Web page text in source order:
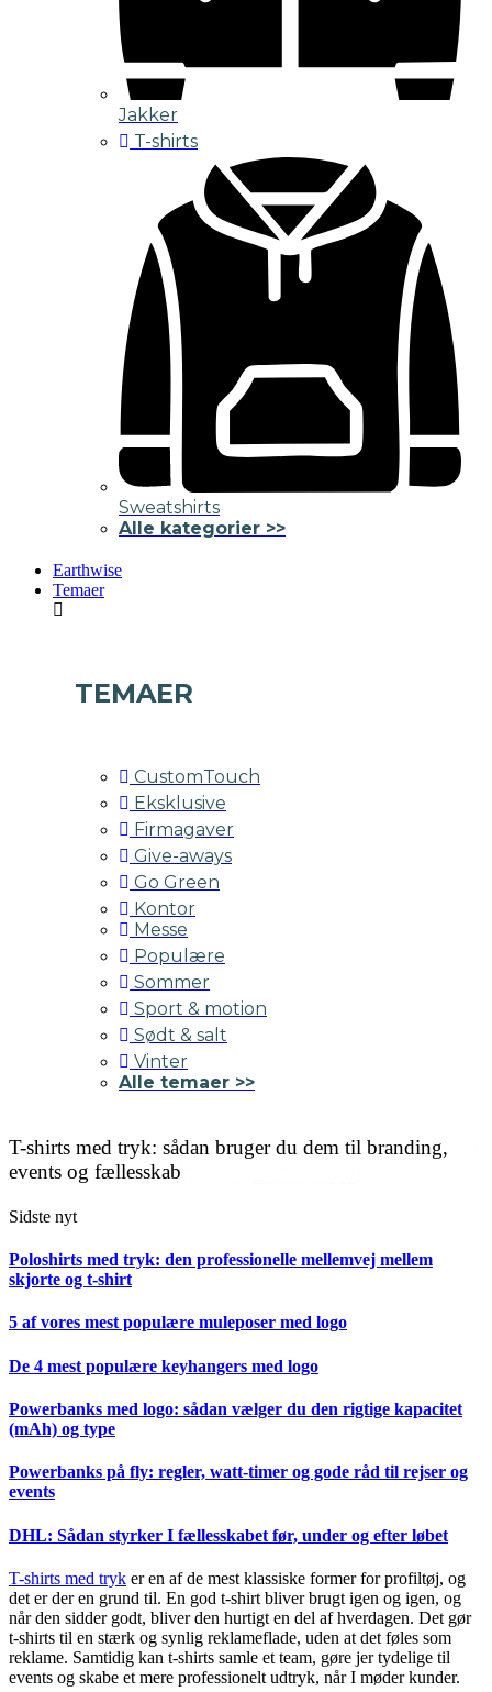
Jakker
T-shirts
Sweatshirts
Alle kategorier >>
Earthwise
Temaer
TEMAER
CustomTouch
Eksklusive
Firmagaver
Give-aways
Go Green
Kontor
Messe
Populære
Sommer
Sport & motion
Sødt & salt
Vinter
Alle temaer >>
T-shirts med tryk: sådan bruger du dem til branding,
events og fællesskab
Sidste nyt
Poloshirts med tryk: den professionelle mellemvej mellem
skjorte og t-shirt
5 af vores mest populære muleposer med logo
De 4 mest populære keyhangers med logo
Powerbanks med logo: sådan vælger du den rigtige kapacitet
(mAh) og type
Powerbanks på fly: regler, watt-timer og gode råd til rejser og
events
DHL: Sådan styrker I fællesskabet før, under og efter løbet
T-shirts med tryk er en af de mest klassiske former for profiltøj, og
det er der en grund til. En god t-shirt bliver brugt igen og igen, og
når den sidder godt, bliver den hurtigt en del af hverdagen. Det gør
t-shirts til en stærk og synlig reklameflade, uden at det føles som
reklame. Samtidig kan t-shirts samle et team, gøre jer tydelige til
events og skabe et mere professionelt udtryk, når I møder kunder.